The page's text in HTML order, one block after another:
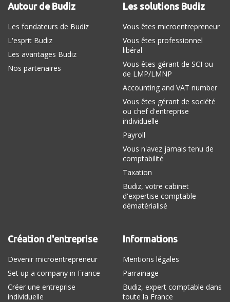
Autour de Budiz
Les fondateurs de Budiz
L'esprit Budiz
Les avantages Budiz
Nos partenaires
Les solutions Budiz
Vous êtes microentrepreneur
Vous êtes professionnel
libéral
Vous êtes gérant de SCI ou
de LMP/LMNP
Accounting and VAT number
Vous êtes gérant de société
ou chef d'entreprise
individuelle
Payroll
Vous n'avez jamais tenu de
comptabilité
Taxation
Budiz, votre cabinet
d'expertise comptable
dématérialisé
Création d'entreprise
Devenir microentrepreneur
Set up a company in France
Créer une entreprise
individuelle
Informations
Mentions légales
Parrainage
Budiz, expert comptable dans
toute la France